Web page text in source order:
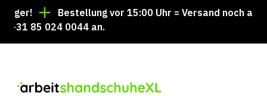
Bestellung vor 15:00 Uhr = Versand noch am
85 024 0044 an.